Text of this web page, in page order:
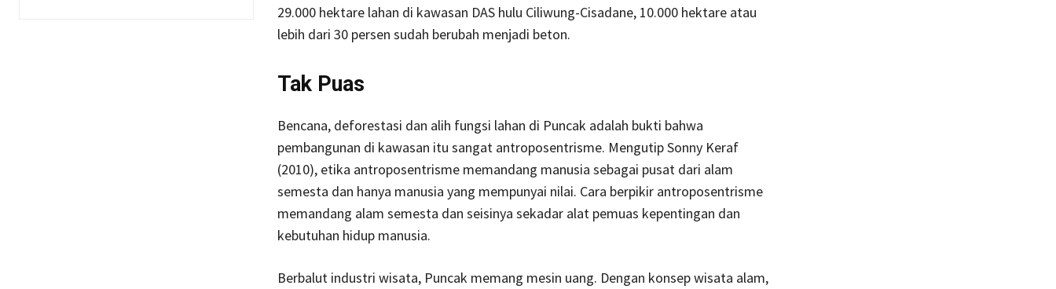
29.000 hektare lahan di kawasan DAS hulu Ciliwung-Cisadane, 10.000 hektare atau
lebih dari 30 persen sudah berubah menjadi beton.
Tak Puas
Bencana, deforestasi dan alih fungsi lahan di Puncak adalah bukti bahwa
pembangunan di kawasan itu sangat antroposentrisme. Mengutip Sonny Keraf
(2010), etika antroposentrisme memandang manusia sebagai pusat dari alam
semesta dan hanya manusia yang mempunyai nilai. Cara berpikir antroposentrisme
memandang alam semesta dan seisinya sekadar alat pemuas kepentingan dan
kebutuhan hidup manusia.
Berbalut industri wisata, Puncak memang mesin uang. Dengan konsep wisata alam,